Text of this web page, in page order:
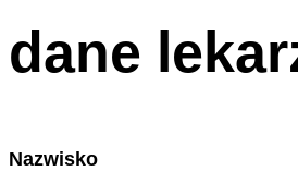
dane
Nazwisko